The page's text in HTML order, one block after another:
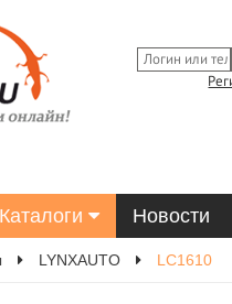
Каталоги Новости
LYNXAUTO LC1610